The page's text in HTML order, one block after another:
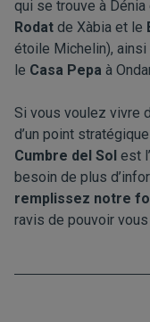
qui se trouve à
Rodat de Xàbia et le
étoile Michelin),
le Casa Pepa à
Si vous voulez vivre
d’un point
Cumbre del Sol est
besoin de plus
remplissez notre
ravis de pouvoir vous